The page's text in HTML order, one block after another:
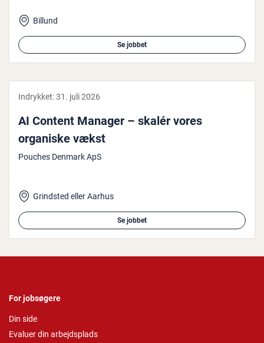
Billund
Se jobbet
Indrykket:31. juli 2026
AI Content Manager – skalér vores
organiske vækst
Pouches Denmark ApS
Grindsted eller Aarhus
Se jobbet
For jobsøgere
Din side
Evaluer din arbejdsplads